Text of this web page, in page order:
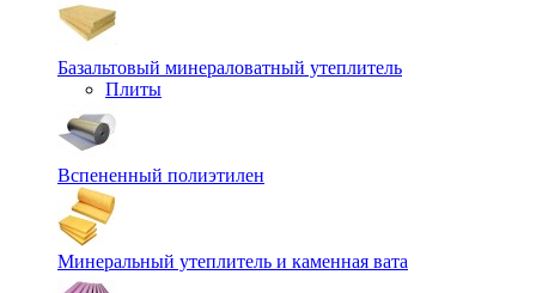
Базальтовый минераловатный утеплитель
Плиты
Вспененный полиэтилен
Минеральный утеплитель и каменная вата